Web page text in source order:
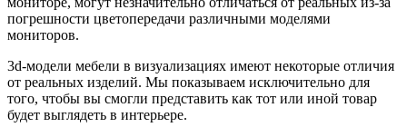
погрешности цветопередачи различными моделями
мониторов.
3d-модели мебели в визуализациях имеют некоторые отличия
от реальных изделий. Мы показываем исключительно для
того, чтобы вы смогли представить как тот или иной товар
будет выглядеть в интерьере.